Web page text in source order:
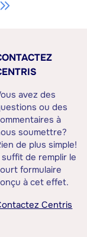
avez des
ou des
à
soumettre?
de plus simple!
suffit de remplir le
formulaire
à cet effet.
Centris